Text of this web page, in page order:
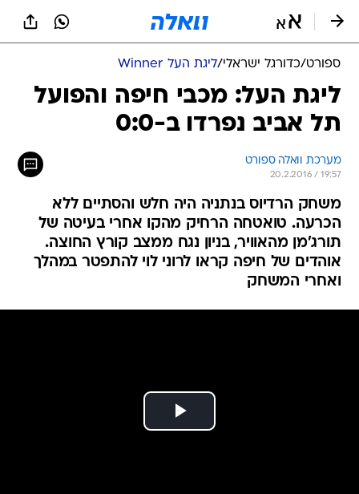
ספורט/כדורגל ישראלי/ליגת העל Winner
ליגת העל: מכבי חיפה והפועל
תל אביב נפרדו ב-0:0
מערכת וואלה ספורט
20.2.2016 / 19:57
משחק הרדיוס בנתניה היה חלש והסתיים ללא
הכרעה. טואטחה הרחיק מהקו אחרי בעיטה של
תורג'מן מהאוויר, בניון נגח ממצב קורץ החוצה.
אוהדים של חיפה קראו לרוני לוי להתפטר במהלך
ואחרי המשחק